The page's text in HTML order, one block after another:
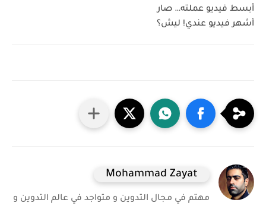
أبسط فيديو عملته… صار
أشهر فيديو عندي! ليش؟
Mohammad Zayat
مهتم في مجال التدوين و متواجد في عالم التدوين و